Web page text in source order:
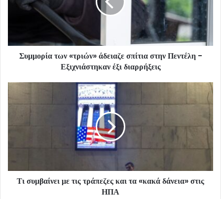
Συμμορία των «τριών» άδειαζε σπίτια στην Πεντέλη -
Εξιχνιάστηκαν έξι διαρρήξεις
Τι συμβαίνει με τις τράπεζες και τα «κακά δάνεια» στις
ΗΠΑ